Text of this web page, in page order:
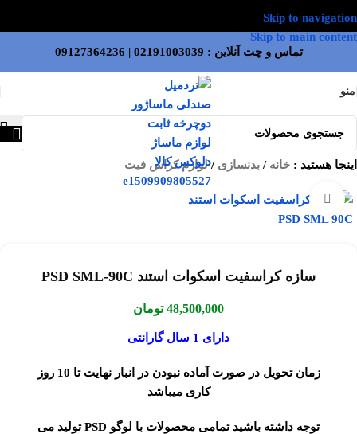
Skip to navigation
Skip to main content
تماس و چت آنلاین : 02191003039
|
09127364236
منو
اینجا هستید : خانه / بدنسازی /لوازم کراس فیت
بزرگنمایی تصویر
سازه کراسفیت اسکوات استند PSD SML-90C
48,500,000 تومان
دارای 1 سال گارانتی
زمان تحویل در صورت آماده نبودن در انبار نهایت تا 10 روز
کاری میباشد
توجه داشته باشید تمامی محصولات با لوگو PSD تولید می